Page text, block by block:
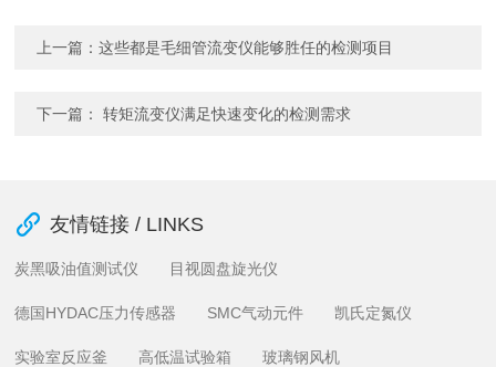
上一篇：这些都是毛细管流变仪能够胜任的检测项目
下一篇：转矩流变仪满足快速变化的检测需求
友情链接 / LINKS
炭黑吸油值测试仪 目视圆盘旋光仪
德国HYDAC压力传感器 SMC气动元件 凯氏定氮仪
实验室反应釜 高低温试验箱 玻璃钢风机